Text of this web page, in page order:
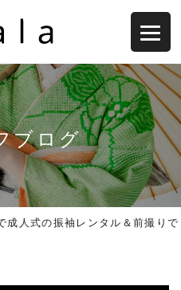
ブログ
成人式の振袖レンタル＆前撮りで